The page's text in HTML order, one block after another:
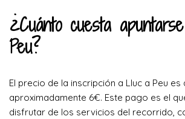
¿Cuánto cuesta
Peu?
El precio de la inscripción a Lluc a Peu es
aproximadamente 6€. Este pago es el
disfrutar de los servicios del recorrido,